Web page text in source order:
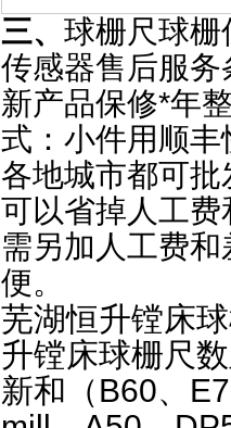
三、 球栅尺球
传感器售后服务
新产品保修*年
式：小件用顺
各地城市都可
可以省掉人工
需另加人工费
便。
芜湖恒升镗床
升镗床球栅尺
新和（B60、